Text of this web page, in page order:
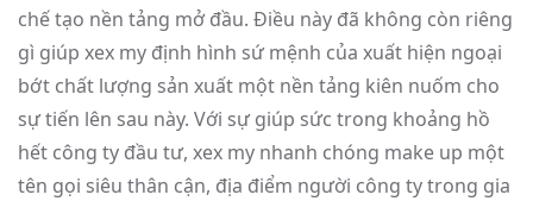
chế tạo nền tảng mở đầu. Điều này đã không còn riêng
gì giúp xex my định hình sứ mệnh của xuất hiện ngoại
bớt chất lượng sản xuất một nền tảng kiên nuốm cho
sự tiến lên sau này. Với sự giúp sức trong khoảng hồ
hết công ty đầu tư, xex my nhanh chóng make up một
tên gọi siêu thân cận, địa điểm người công ty trong gia